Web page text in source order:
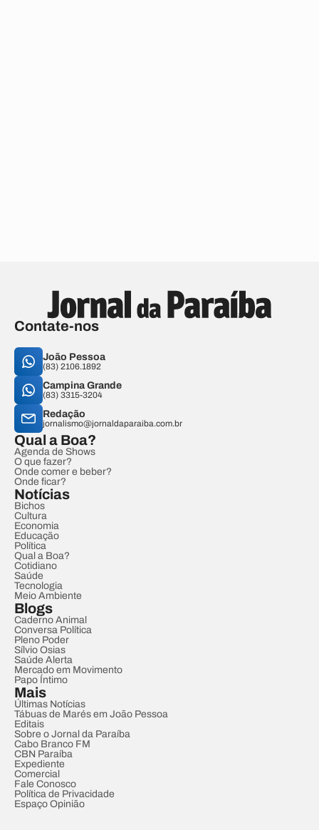
Contate-nos
João Pessoa
(83) 2106.1892
Campina Grande
(83) 3315-3204
Redação
jornalismo@jornaldaparaiba.com.br
Qual a Boa?
Agenda de Shows
O que fazer?
Onde comer e beber?
Onde ficar?
Notícias
Bichos
Cultura
Economia
Educação
Política
Qual a Boa?
Cotidiano
Saúde
Tecnologia
Meio Ambiente
Blogs
Caderno Animal
Conversa Política
Pleno Poder
Sílvio Osias
Saúde Alerta
Mercado em Movimento
Papo Íntimo
Mais
Últimas Notícias
Tábuas de Marés em João Pessoa
Editais
Sobre o Jornal da Paraíba
Cabo Branco FM
CBN Paraíba
Expediente
Comercial
Fale Conosco
Política de Privacidade
Espaço Opinião